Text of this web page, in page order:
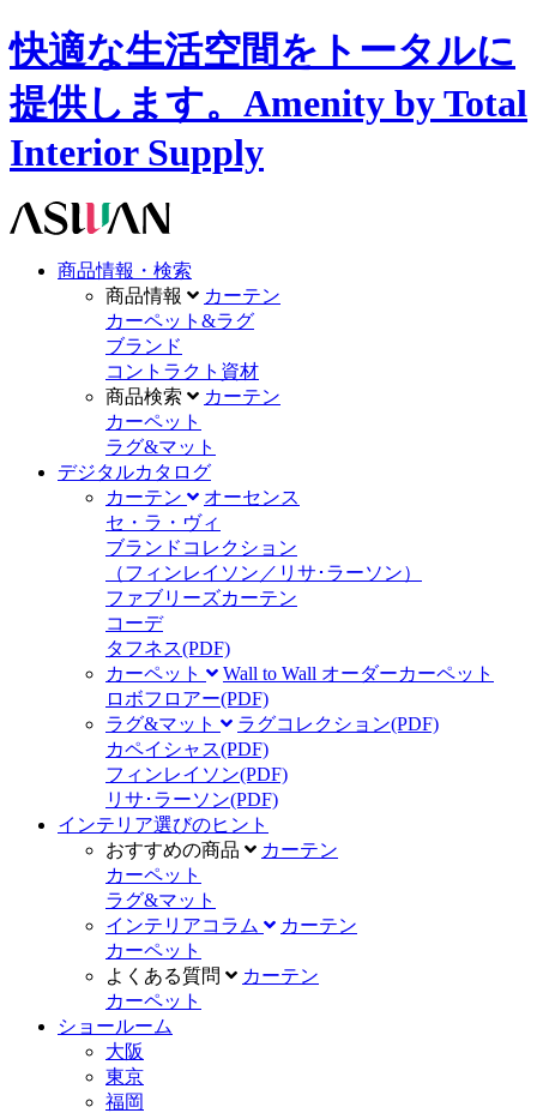
快適な生活空間をトータルに
提供します。Amenity by Total
Interior Supply
商品情報・検索
商品情報
カーテン
カーペット&ラグ
ブランド
コントラクト資材
商品検索
カーテン
カーペット
ラグ&マット
デジタルカタログ
カーテン
オーセンス
セ・ラ・ヴィ
ブランドコレクション
（フィンレイソン／リサ･ラーソン）
ファブリーズカーテン
コーデ
タフネス(PDF)
カーペット
Wall to Wall オーダーカーペット
ロボフロアー(PDF)
ラグ&マット
ラグコレクション(PDF)
カペイシャス(PDF)
フィンレイソン(PDF)
リサ･ラーソン(PDF)
インテリア選びのヒント
おすすめの商品
カーテン
カーペット
ラグ&マット
インテリアコラム
カーテン
カーペット
よくある質問
カーテン
カーペット
ショールーム
大阪
東京
福岡